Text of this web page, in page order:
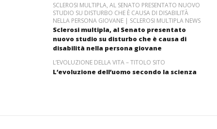
SCLEROSI MULTIPLA, AL SENATO PRESENTATO NUOVO
STUDIO SU DISTURBO CHE È CAUSA DI DISABILITÀ
NELLA PERSONA GIOVANE | SCLEROSI MULTIPLA NEWS
Sclerosi multipla, al Senato presentato
nuovo studio su disturbo che è causa di
disabilità nella persona giovane
L’EVOLUZIONE DELLA VITA – TITOLO SITO
L’evoluzione dell’uomo secondo la scienza